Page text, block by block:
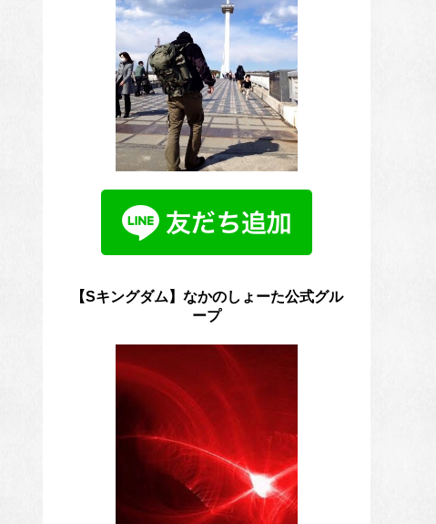
【Sキングダム】なかのしょーた公式グル
ープ